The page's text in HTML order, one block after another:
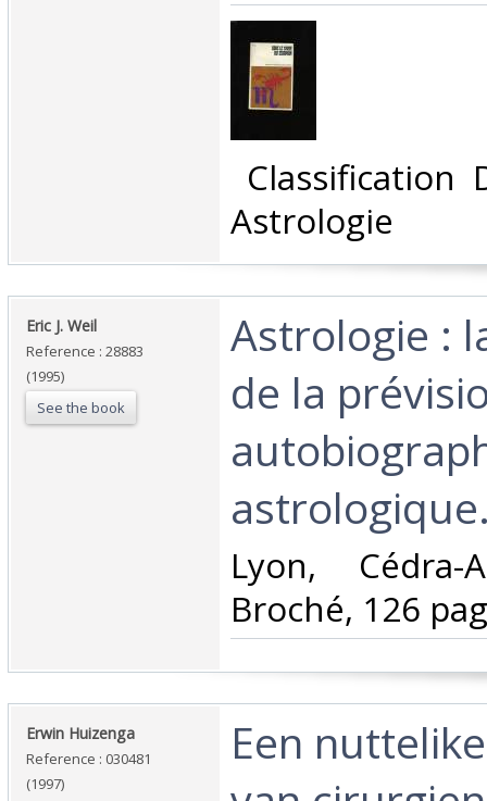
Classification
Astrologie‎
‎Eric J. Weil‎
Reference : 28883
(1995)
See the book
‎Astrologie :
de la
‎Lyon, Cédra-
Broché, 126
‎Erwin Huizenga‎
Reference : 030481
(1997)
‎Een